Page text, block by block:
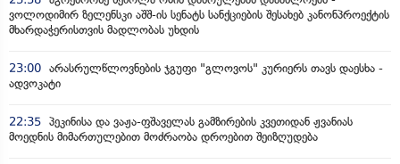
ვოლოდიმირ ზელენსკი აშშ-ის სენატს სანქციების შესახებ კანონპროექტის
მხარდაჭერისთვის მადლობას უხდის
23:00 არასრულწლოვნების ჯგუფი "გლოვოს" კურიერს თავს დაესხა -
ადვოკატი
22:35 პეკინისა და ვაჟა-ფშაველას გამზირების კვეთიდან ჟვანიას
მოედნის მიმართულებით მოძრაობა დროებით შეიზღუდება